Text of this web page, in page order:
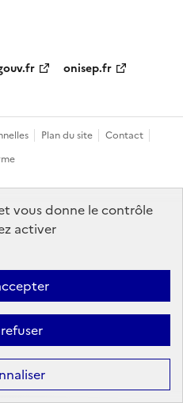
vous donne le contrôle
activer
onisep.fr
Plan du site
Contact
souslicence etalab-2.0